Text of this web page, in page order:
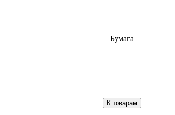
Бумага
К товарам